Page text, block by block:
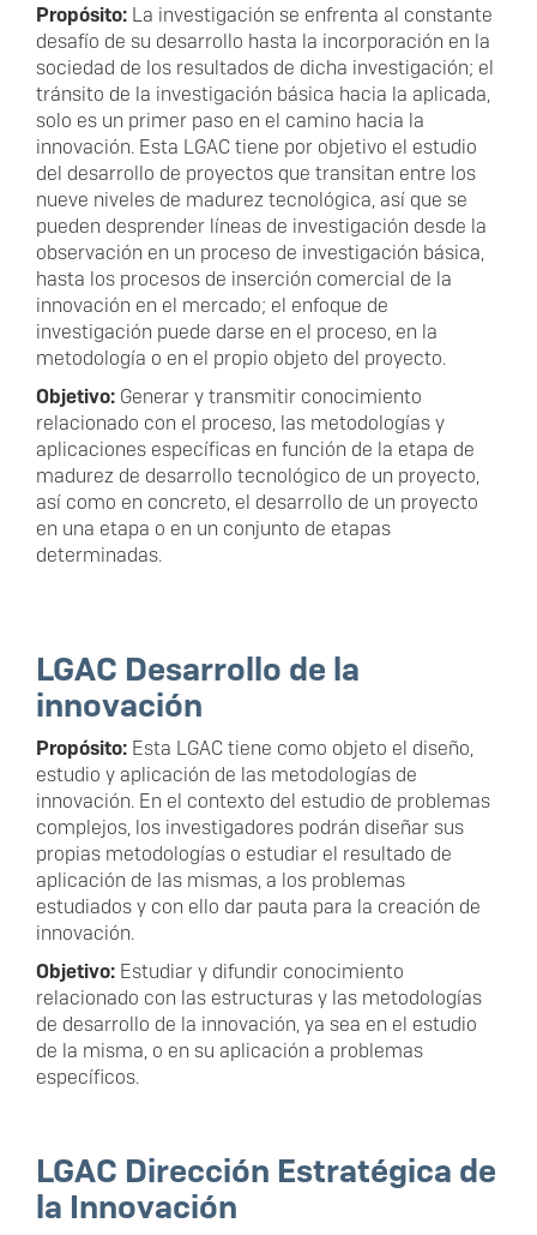
Propósito: La investigación se enfrenta al constante
desafío de su desarrollo hasta la incorporación en la
sociedad de los resultados de dicha investigación; el
tránsito de la investigación básica hacia la aplicada,
solo es un primer paso en el camino hacia la
innovación. Esta LGAC tiene por objetivo el estudio
del desarrollo de proyectos que transitan entre los
nueve niveles de madurez tecnológica, así que se
pueden desprender líneas de investigación desde la
observación en un proceso de investigación básica,
hasta los procesos de inserción comercial de la
innovación en el mercado; el enfoque de
investigación puede darse en el proceso, en la
metodología o en el propio objeto del proyecto.
Objetivo: Generar y transmitir conocimiento
relacionado con el proceso, las metodologías y
aplicaciones específicas en función de la etapa de
madurez de desarrollo tecnológico de un proyecto,
así como en concreto, el desarrollo de un proyecto
en una etapa o en un conjunto de etapas
determinadas.
LGAC Desarrollo de la
innovación
Propósito: Esta LGAC tiene como objeto el diseño,
estudio y aplicación de las metodologías de
innovación. En el contexto del estudio de problemas
complejos, los investigadores podrán diseñar sus
propias metodologías o estudiar el resultado de
aplicación de las mismas, a los problemas
estudiados y con ello dar pauta para la creación de
innovación.
Objetivo: Estudiar y difundir conocimiento
relacionado con las estructuras y las metodologías
de desarrollo de la innovación, ya sea en el estudio
de la misma, o en su aplicación a problemas
específicos.
LGAC Dirección Estratégica de
la Innovación